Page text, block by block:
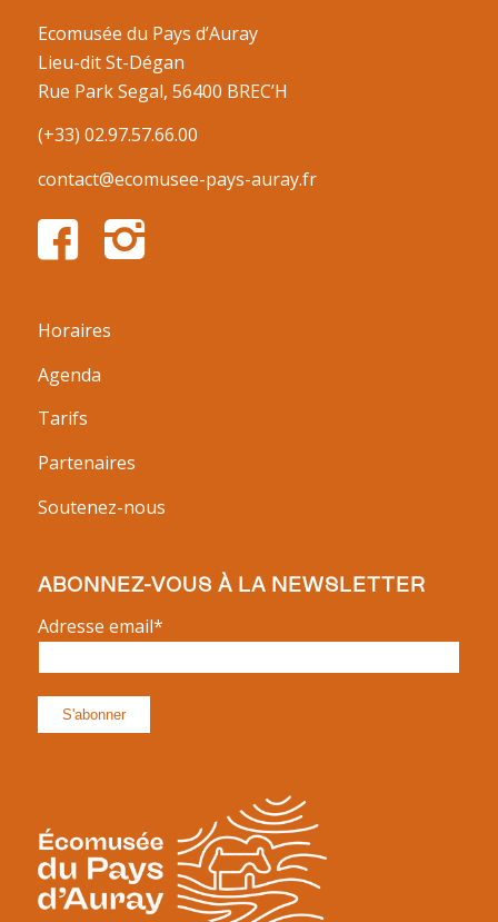
Ecomusée du Pays d’Auray
Lieu-dit St-Dégan
Rue Park Segal, 56400 BREC’H
(+33) 02.97.57.66.00
contact@ecomusee-pays-auray.fr
Horaires
Agenda
Tarifs
Partenaires
Soutenez-nous
ABONNEZ-VOUS À LA NEWSLETTER
Adresse email*